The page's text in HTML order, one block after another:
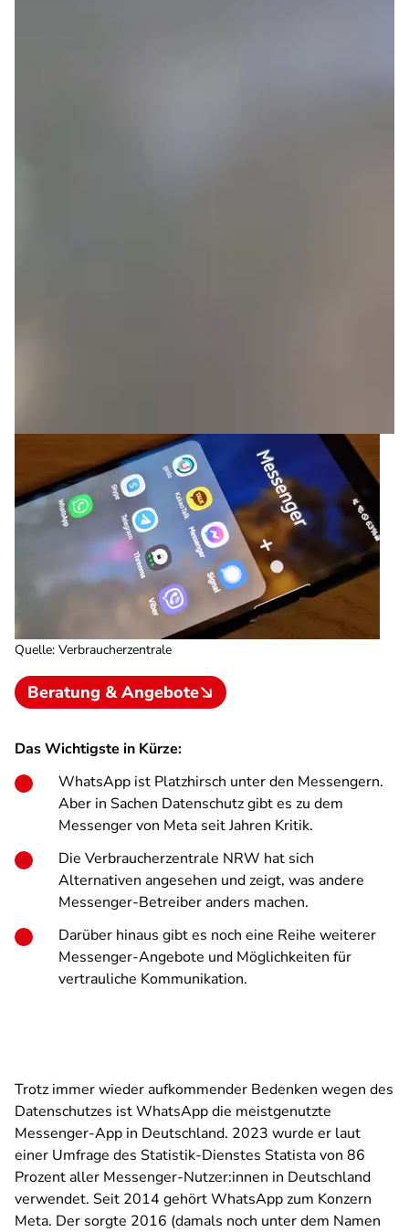
Quelle: Verbraucherzentrale
Beratung & Angebote
Das Wichtigste in Kürze:
WhatsApp ist Platzhirsch unter den Messengern.
Aber in Sachen Datenschutz gibt es zu dem
Messenger von Meta seit Jahren Kritik.
Die Verbraucherzentrale NRW hat sich
Alternativen angesehen und zeigt, was andere
Messenger-Betreiber anders machen.
Darüber hinaus gibt es noch eine Reihe weiterer
Messenger-Angebote und Möglichkeiten für
vertrauliche Kommunikation.
Trotz immer wieder aufkommender Bedenken wegen des
Datenschutzes ist WhatsApp die meistgenutzte
Messenger-App in Deutschland. 2023 wurde er laut
einer Umfrage des Statistik-Dienstes Statista von 86
Prozent aller Messenger-Nutzer:innen in Deutschland
verwendet. Seit 2014 gehört WhatsApp zum Konzern
Meta. Der sorgte 2016 (damals noch unter dem Namen